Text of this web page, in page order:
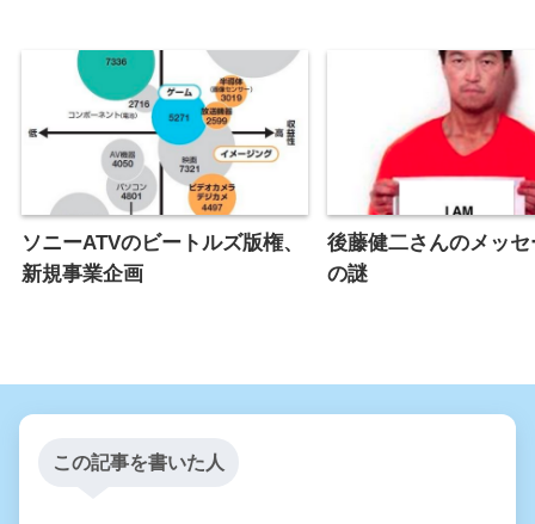
ソニーATVのビートルズ版権、
新規事業企画
後藤健二さんのメッ
の謎
この記事を書いた人